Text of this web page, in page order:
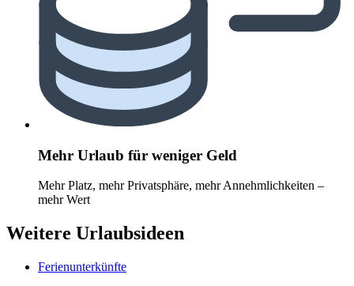
Mehr Urlaub für weniger Geld
Mehr Platz, mehr Privatsphäre, mehr Annehmlichkeiten –
mehr Wert
Weitere Urlaubsideen
Ferienunterkünfte